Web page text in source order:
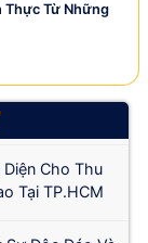
Thực Từ Những
Cho Thu
Tại TP.HCM